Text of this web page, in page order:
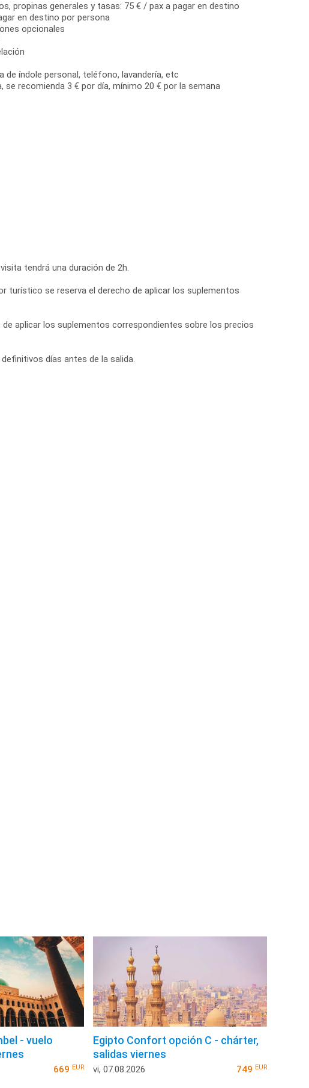
propinas generales y tasas: 75 € / pax a pagar en destino
en destino por persona
opcionales
de índole personal, teléfono, lavandería, etc
se recomienda 3 € por día, mínimo 20 € por la semana
tendrá una duración de 2h.
turístico se reserva el derecho de aplicar los suplementos
aplicar los suplementos correspondientes sobre los precios
días antes de la salida.
- vuelo
669EUR
Egipto Confort opción C - chárter,
salidas viernes
vi, 07.08.2026 749 EUR